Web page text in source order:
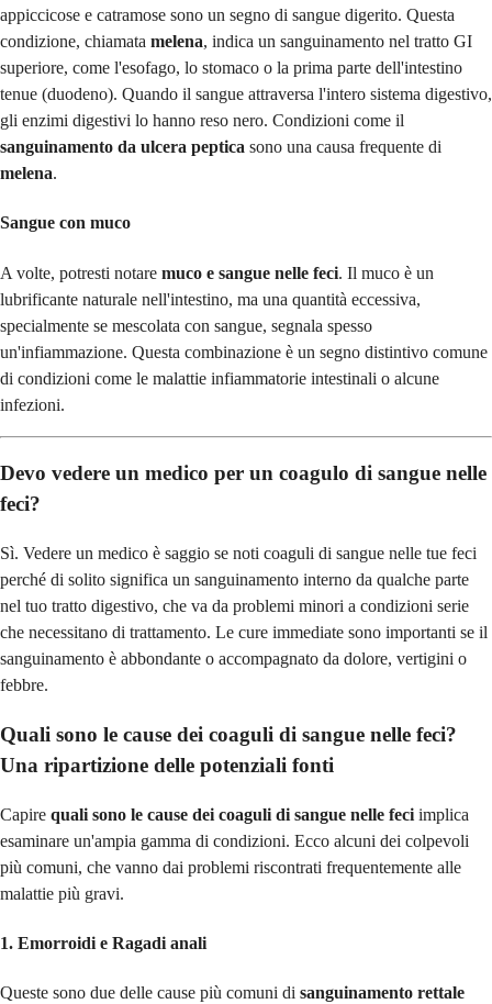
appiccicose e catramose sono un segno di sangue digerito. Questa
condizione, chiamata melena, indica un sanguinamento nel tratto GI
superiore, come l'esofago, lo stomaco o la prima parte dell'intestino
tenue (duodeno). Quando il sangue attraversa l'intero sistema digestivo,
gli enzimi digestivi lo hanno reso nero. Condizioni come il
sanguinamento da ulcera peptica sono una causa frequente di
melena.
Sangue con muco
A volte, potresti notare muco e sangue nelle feci. Il muco è un
lubrificante naturale nell'intestino, ma una quantità eccessiva,
specialmente se mescolata con sangue, segnala spesso
un'infiammazione. Questa combinazione è un segno distintivo comune
di condizioni come le malattie infiammatorie intestinali o alcune
infezioni.
Devo vedere un medico per un coagulo di sangue nelle
feci?
Sì. Vedere un medico è saggio se noti coaguli di sangue nelle tue feci
perché di solito significa un sanguinamento interno da qualche parte
nel tuo tratto digestivo, che va da problemi minori a condizioni serie
che necessitano di trattamento. Le cure immediate sono importanti se il
sanguinamento è abbondante o accompagnato da dolore, vertigini o
febbre.
Quali sono le cause dei coaguli di sangue nelle feci?
Una ripartizione delle potenziali fonti
Capire quali sono le cause dei coaguli di sangue nelle feci implica
esaminare un'ampia gamma di condizioni. Ecco alcuni dei colpevoli
più comuni, che vanno dai problemi riscontrati frequentemente alle
malattie più gravi.
1. Emorroidi e Ragadi anali
Queste sono due delle cause più comuni di sanguinamento rettale